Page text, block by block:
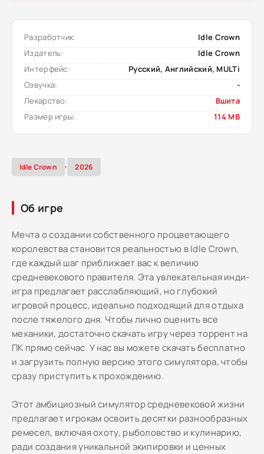
Разработчик:
Idle Crown
Издатель:
Idle Crown
Интерфейс:
Русский, Английский, MULTi
Озвучка:
-
Лекарство:
Вшита
Размер игры:
114 MB
Idle Crown , 2026
Об игре
Мечта о создании собственного процветающего
королевства становится реальностью в Idle Crown,
где каждый шаг приближает вас к величию
средневекового правителя. Эта увлекательная инди-
игра предлагает расслабляющий, но глубокий
игровой процесс, идеально подходящий для отдыха
после тяжелого дня. Чтобы лично оценить все
механики, достаточно скачать игру через торрент на
ПК прямо сейчас. У нас вы можете скачать бесплатно
и загрузить полную версию этого симулятора, чтобы
сразу приступить к прохождению.
Этот амбициозный симулятор средневековой жизни
предлагает игрокам освоить десятки разнообразных
ремесел, включая охоту, рыболовство и кулинарию,
ради создания уникальной экипировки и ценных